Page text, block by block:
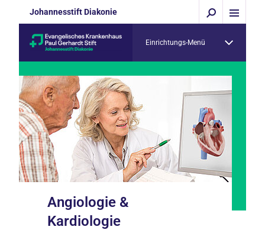
Johannesstift Diakonie
Einrichtungs-Menü
Angiologie &
Kardiologie